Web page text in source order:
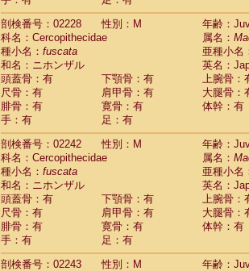
剖検番号：02228
性別：M
年齢：
科名：Cercopithecidae
属名：
種小名： fuscata
亜種小名
和名：ニホンザル
英名：
頭蓋骨：有
下顎骨：有
上腕骨：
尺骨：有
肩甲骨：有
大腿骨：
腓骨：有
寛骨：有
体幹：有
手：有
足：有
剖検番号：02242
性別：M
年齢：
科名：Cercopithecidae
属名：
種小名： fuscata
亜種小名
和名：ニホンザル
英名：
頭蓋骨：有
下顎骨：有
上腕骨：
尺骨：有
肩甲骨：有
大腿骨：
腓骨：有
寛骨：有
体幹：有
手：有
足：有
剖検番号：02243
性別：M
年齢：